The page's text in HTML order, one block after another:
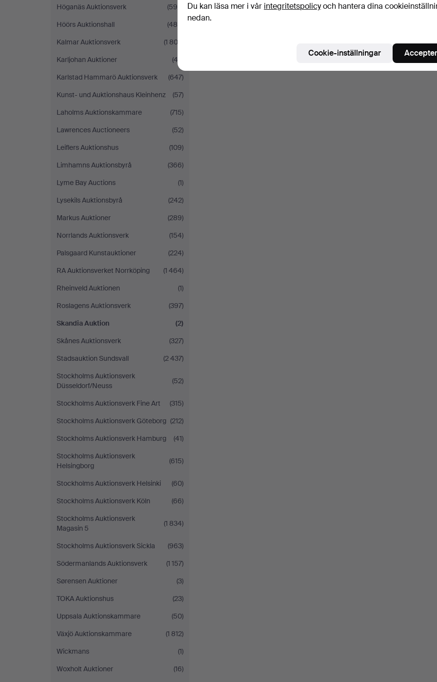
Höganäs Auktionsverk
(596)
Höörs Auktionshall
(484)
Kalmar Auktionsverk
(1 802)
Karljohan Auktioner
(43)
Karlstad Hammarö Auktionsverk
(647)
Kunst- und Auktionshaus Kleinhenz
(57)
Laholms Auktionskammare
(715)
Lawrences Auctioneers
(52)
Leiflers Auktionshus
(109)
Limhamns Auktionsbyrå
(366)
Lyme Bay Auctions
(1)
Lysekils Auktionsbyrå
(242)
Markus Auktioner
(289)
Norrlands Auktionsverk
(154)
Palsgaard Kunstauktioner
(224)
RA Auktionsverket Norrköping
(1 464)
Rheinveld Auktionen
(1)
Roslagens Auktionsverk
(397)
Skandia Auktion
(2)
Skånes Auktionsverk
(327)
Stadsauktion Sundsvall
(2 437)
Stockholms Auktionsverk
Düsseldorf/Neuss
(52)
Stockholms Auktionsverk Fine Art
(315)
Stockholms Auktionsverk Göteborg (212)
Stockholms Auktionsverk Hamburg
(41)
Stockholms Auktionsverk
Helsingborg
(615)
Stockholms Auktionsverk Helsinki
(60)
Stockholms Auktionsverk Köln
(66)
Stockholms Auktionsverk
Magasin 5
(1 834)
Stockholms Auktionsverk Sickla
(963)
Södermanlands Auktionsverk
(1 157)
Sørensen Auktioner
(3)
TOKA Auktionshus
(23)
Uppsala Auktionskammare
(50)
Växjö Auktionskammare
(1 812)
Wickmans
(1)
Woxholt Auktioner
(16)
Du kan läsa mer i vår integritetspolicyoch hantera dina
nedan.
Cookie-inställningar